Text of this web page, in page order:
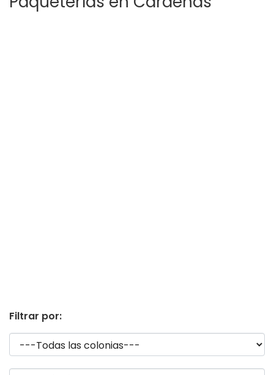
Filtrar por: